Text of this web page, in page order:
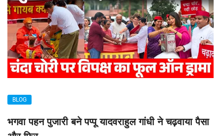
BLOG
भगवा पहन पुजारी बने पप्पू यादवराहुल गांधी ने चढ़वाया पैसा